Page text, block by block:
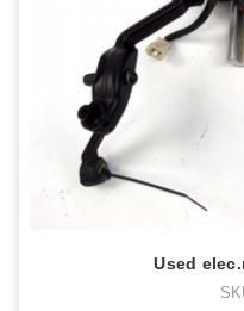
Used